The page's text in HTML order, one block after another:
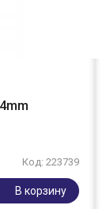
Код: 223739
В корзину